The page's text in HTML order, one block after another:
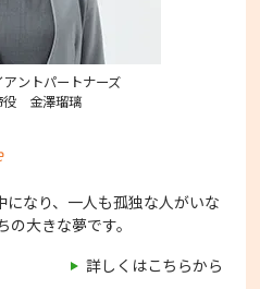
ントパートナーズ
役 金澤瑠璃
なり、一人も孤独な人がいな
大きな夢です。
詳しくはこちらから